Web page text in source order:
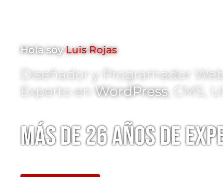
Hola soyLuis Rojas
Diseñador y Programador
Experto en WordPress, CMS,
Más de26 añosde